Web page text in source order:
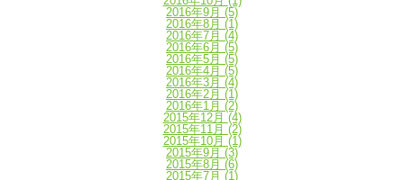
2016年9月 (5)
2016年8月 (1)
2016年7月 (4)
2016年6月 (5)
2016年5月 (5)
2016年4月 (5)
2016年3月 (4)
2016年2月 (1)
2016年1月 (2)
2015年12月 (4)
2015年11月 (2)
2015年10月 (1)
2015年9月 (3)
2015年8月 (6)
2015年7月 (1)